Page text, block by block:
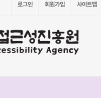
로그인 회원가입 사이트맵